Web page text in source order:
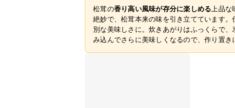
松茸の香り高い風味が存分に楽しめる 上品
絶妙で、松茸本来の味を引き立てています。
別な美味しさに。炊きあがりはふっくらで
み込んでさらに美味しくなるので、作り置き